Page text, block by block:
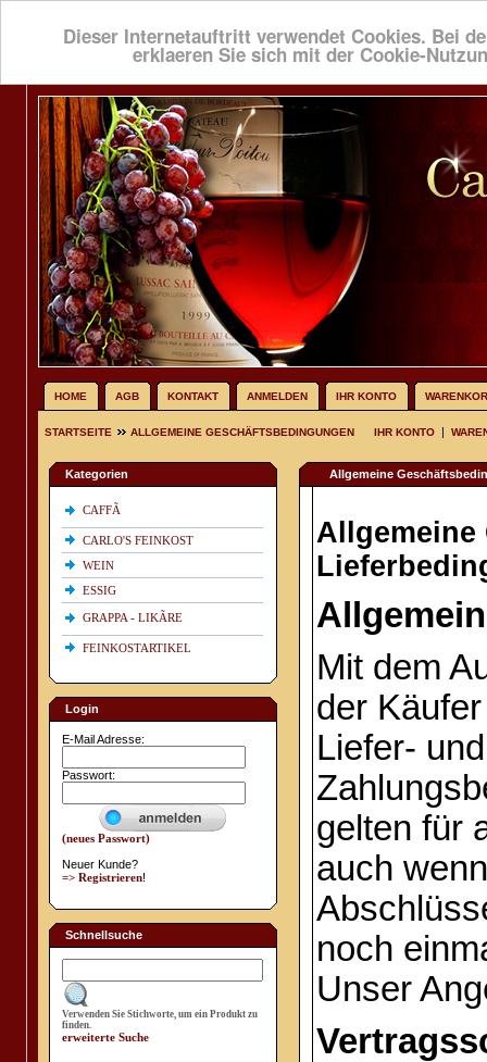
Dieser Internetauftritt verwendet Cookies. Bei
erklaeren Sie sich mit der Cookie-
HOME AGB KONTAKT ANMELDEN IHR KONTO
STARTSEITE ALLGEMEINE GESCHÄFTSBEDINGUNGEN IHR KONTO |
Kategorien
CAFFÃ
CARLO'S FEINKOST
WEIN
ESSIG
GRAPPA - LIKÃRE
FEINKOSTARTIKEL
Login
E-Mail Adresse:
Passwort:
(neues Passwort)
Neuer Kunde?
=> Registrieren!
Schnellsuche
Verwenden Sie Stichworte, um ein Produkt zu
finden.
erweiterte Suche
Allgemeine
Allgemeine
Mit dem
der
Liefer- und
gelten für
auch
noch
Unser